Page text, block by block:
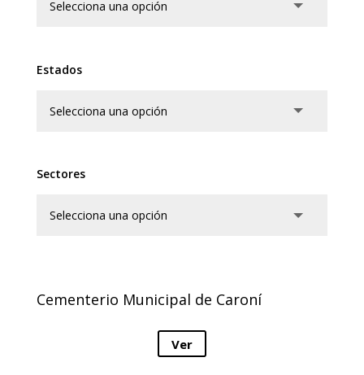
Estados
Sectores
Cementerio Municipal de Caroní
Ver